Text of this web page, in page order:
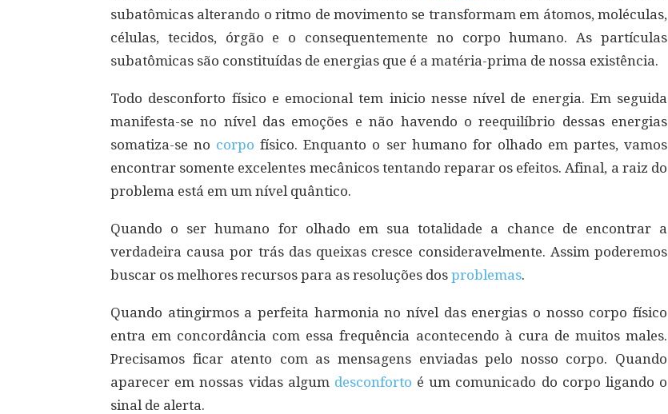
subatômicas alterando o ritmo de movimento se transformam em átomos, moléculas,
células, tecidos, órgão e o consequentemente no corpo humano. As partículas
subatômicas são constituídas de energias que é a matéria-prima de nossa existência.
Todo desconforto físico e emocional tem inicio nesse nível de energia. Em seguida
manifesta-se no nível das emoções e não havendo o reequilíbrio dessas energias
somatiza-se no corpo físico. Enquanto o ser humano for olhado em partes, vamos
encontrar somente excelentes mecânicos tentando reparar os efeitos. Afinal, a raiz do
problema está em um nível quântico.
Quando o ser humano for olhado em sua totalidade a chance de encontrar a
verdadeira causa por trás das queixas cresce consideravelmente. Assim poderemos
buscar os melhores recursos para as resoluções dos problemas.
Quando atingirmos a perfeita harmonia no nível das energias o nosso corpo físico
entra em concordância com essa frequência acontecendo à cura de muitos males.
Precisamos ficar atento com as mensagens enviadas pelo nosso corpo. Quando
aparecer em nossas vidas algum desconforto é um comunicado do corpo ligando o
sinal de alerta.